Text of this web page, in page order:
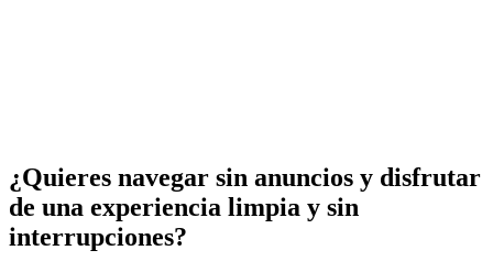
¿Quieres navegar sin anuncios y disfrutar
de una experiencia limpia y sin
interrupciones?